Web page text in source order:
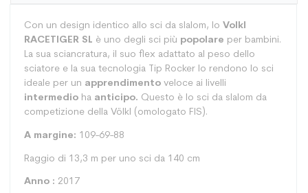
Con un design identico allo sci da slalom, lo Volkl
RACETIGER SL è uno degli sci più popolare per bambini.
La sua sciancratura, il suo flex adattato al peso dello
sciatore e la sua tecnologia Tip Rocker lo rendono lo sci
ideale per un apprendimento veloce ai livelli
intermedio ha anticipo. Questo è lo sci da slalom da
competizione della Völkl (omologato FIS).
A margine: 109-69-88
Raggio di 13,3 m per uno sci da 140 cm
Anno : 2017